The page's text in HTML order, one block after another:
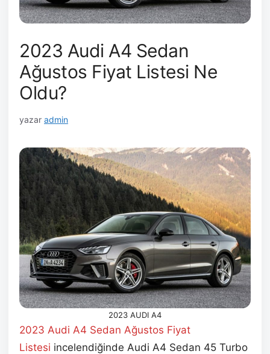
2023 Audi A4 Sedan
Ağustos Fiyat Listesi Ne
Oldu?
yazar admin
2023 AUDI A4
2023 Audi A4 Sedan Ağustos Fiyat
Listesi incelendiğinde Audi A4 Sedan 45 Turbo